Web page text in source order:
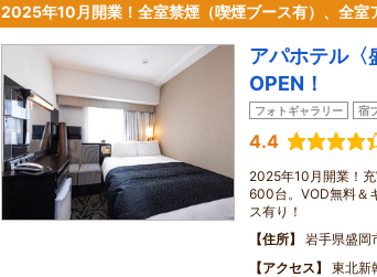
2025年10月開業！全室禁煙（喫煙ブース有）、全室
アパホテル
OPEN！
フォトギャラリー 宿
4.4
2025年10月開業！
600台。VOD無料＆
ス有り！
住所
岩手県盛岡
アクセス
東北新